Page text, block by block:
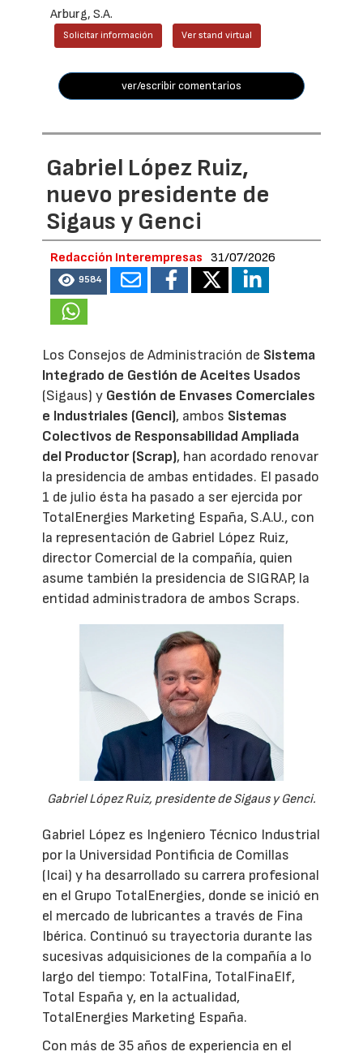
Arburg, S.A.
Solicitar información Ver stand virtual
ver/escribir comentarios
Gabriel López Ruiz,
nuevo presidente de
Sigaus y Genci
Redacción Interempresas 31/07/2026
9584
Los Consejos de Administración de Sistema
Integrado de Gestión de Aceites Usados
(Sigaus) y Gestión de Envases Comerciales
e Industriales (Genci), ambos Sistemas
Colectivos de Responsabilidad Ampliada
del Productor (Scrap), han acordado renovar
la presidencia de ambas entidades. El pasado
1 de julio ésta ha pasado a ser ejercida por
TotalEnergies Marketing España, S.A.U., con
la representación de Gabriel López Ruiz,
director Comercial de la compañía, quien
asume también la presidencia de SIGRAP, la
entidad administradora de ambos Scraps.
Gabriel López Ruiz, presidente de Sigaus y Genci.
Gabriel López es Ingeniero Técnico Industrial
por la Universidad Pontificia de Comillas
(Icai) y ha desarrollado su carrera profesional
en el Grupo TotalEnergies, donde se inició en
el mercado de lubricantes a través de Fina
Ibérica. Continuó su trayectoria durante las
sucesivas adquisiciones de la compañía a lo
largo del tiempo: TotalFina, TotalFinaElf,
Total España y, en la actualidad,
TotalEnergies Marketing España.
Con más de 35 años de experiencia en el